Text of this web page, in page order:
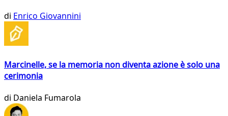
di Enrico Giovannini
Marcinelle, se la memoria non diventa azione è solo una
cerimonia
di Daniela Fumarola